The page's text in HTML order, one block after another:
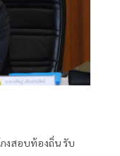
งสอบท้องถิ่น รับ